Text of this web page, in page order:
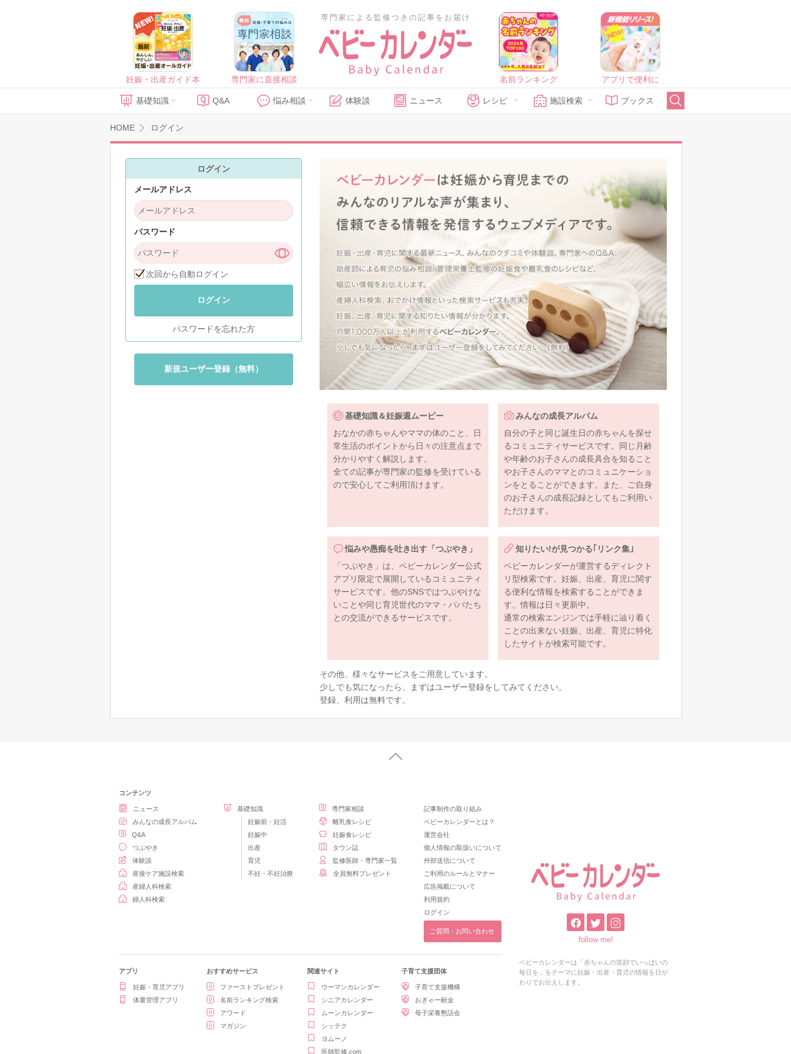
妊娠・出産ガイド本 専門家に直接相談
専門家による監修つきの記事をお届け
名前ランキング アプリで便利に
基礎知識 Q&A 悩み相談 体験談 ニュース レシピ 施設検索 ブックス
HOME ログイン
ログイン
メールアドレス
パスワード
次回から自動ログイン
ログイン
パスワードを忘れた方
新規ユーザー登録（無料）
基礎知識＆妊娠週ムービー
おなかの赤ちゃんやママの体のこと、日
常生活のポイントから日々の注意点まで
分かりやすく解説します。
全ての記事が専門家の監修を受けている
ので安心してご利用頂けます。
みんなの成長アルバム
自分の子と同じ誕生日の赤ちゃんを探せ
るコミュニティサービスです。同じ月齢
や年齢のお子さんの成長具合を知ること
やお子さんのママとのコミュニケーショ
ンをとることができます。また、ご自身
のお子さんの成長記録としてもご利用い
ただけます。
悩みや愚痴を吐き出す「つぶやき」
「つぶやき」は、ベビーカレンダー公式
アプリ限定で展開しているコミュニティ
サービスです。他のSNSではつぶやけな
いことや同じ育児世代のママ・パパたち
との交流ができるサービスです。
知りたい!が見つかる｢リンク集｣
ベビーカレンダーが運営するディレクト
リ型検索です。妊娠、出産、育児に関す
る便利な情報を検索することができま
す。情報は日々更新中。
通常の検索エンジンでは手軽に辿り着く
ことの出来ない妊娠、出産、育児に特化
したサイトが検索可能です。
その他、様々なサービスをご用意しています。
少しでも気になったら、まずはユーザー登録をしてみてください。
登録、利用は無料です。
コンテンツ
ニュース
みんなの成長アルバム
Q&A
つぶやき
体験談
産後ケア施設検索
産婦人科検索
婦人科検索
基礎知識
妊娠前・妊活
妊娠中
出産
育児
不妊・不妊治療
専門家相談
離乳食レシピ
妊娠食レシピ
タウン誌
監修医師・専門家一覧
全員無料プレゼント
記事制作の取り組み
ベビーカレンダーとは？
運営会社
個人情報の取扱いについて
外部送信について
ご利用のルールとマナー
広告掲載について
利用規約
ログイン
ご質問・お問い合わせ
アプリ
妊娠・育児アプリ
体重管理アプリ
おすすめサービス
ファーストプレゼント
名前ランキング検索
アワード
マガジン
関連サイト
ウーマンカレンダー
シニアカレンダー
ムーンカレンダー
シッテク
ヨムーノ
医師監修.com
子育て支援団体
子育て支援機構
おぎゃー献金
母子栄養懇話会
follow me!
ベビーカレンダーは「赤ちゃんの笑顔でいっぱいの
毎日を」をテーマに妊娠・出産・育児の情報を日が
わりでお伝えします。